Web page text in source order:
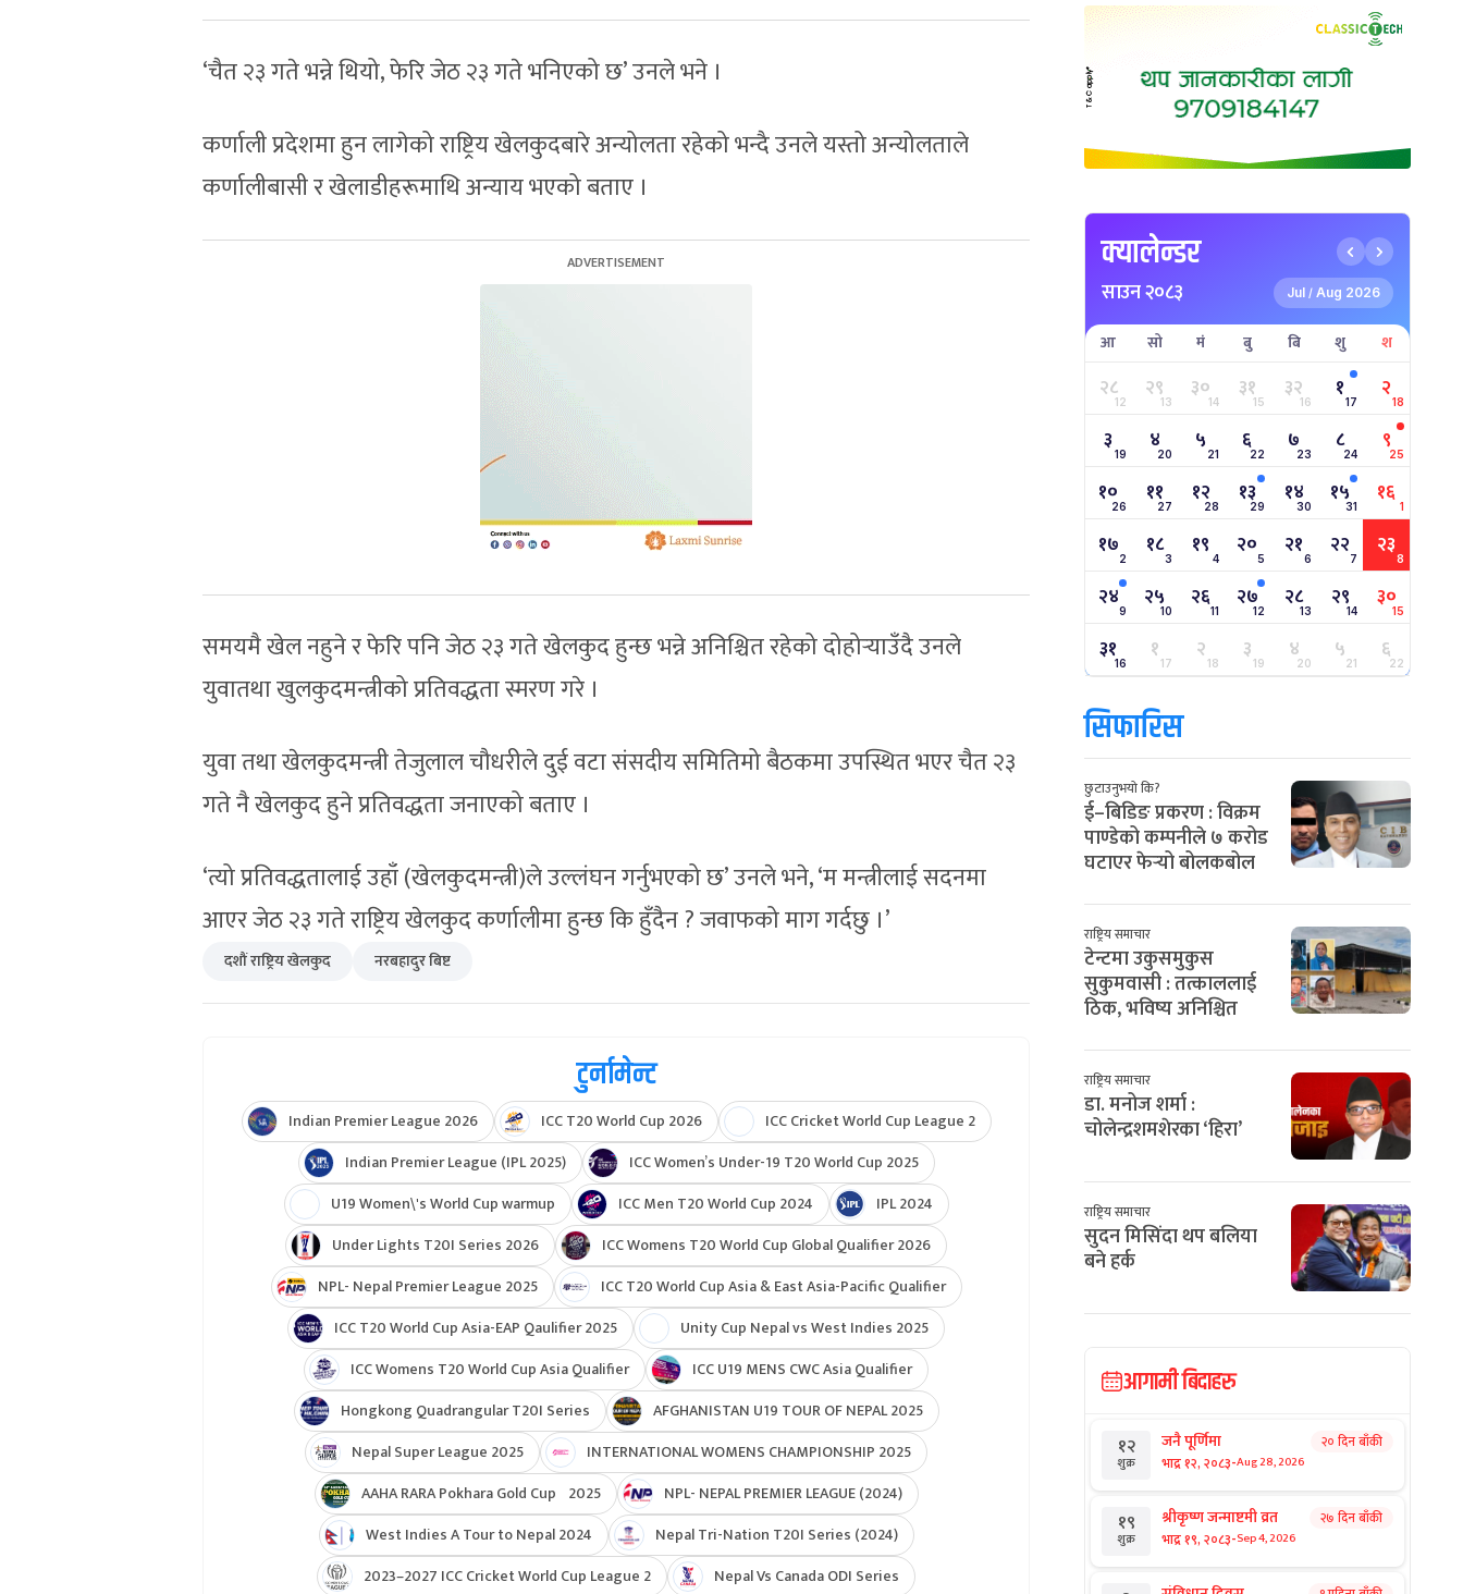
‘चैत २३ गते भन्ने थियो, फेरि जेठ २३ गते भनिएको छ’ उनले भने ।
कर्णाली प्रदेशमा हुन लागेको राष्ट्रिय खेलकुदबारे अन्योलता रहेको भन्दै उनले यस्तो अन्योलताले
कर्णालीबासी र खेलाडीहरूमाथि अन्याय भएको बताए ।
समयमै खेल नहुने र फेरि पनि जेठ २३ गते खेलकुद हुन्छ भन्ने अनिश्चित रहेको दोहोर्‍याउँदै उनले
युवातथा खुलकुदमन्त्रीको प्रतिवद्धता स्मरण गरे ।
युवा तथा खेलकुदमन्त्री तेजुलाल चौधरीले दुई वटा संसदीय समितिमो बैठकमा उपस्थित भएर चैत २३
गते नै खेलकुद हुने प्रतिवद्धता जनाएको बताए ।
‘त्यो प्रतिवद्धतालाई उहाँ (खेलकुदमन्त्री)ले उल्लंघन गर्नुभएको छ’ उनले भने, ‘म मन्त्रीलाई सदनमा
आएर जेठ २३ गते राष्ट्रिय खेलकुद कर्णालीमा हुन्छ कि हुँदैन ? जवाफको माग गर्दछु ।’
दशौं राष्ट्रिय खेलकुद नरबहादुर बिष्ट
टुर्नामेन्ट
Indian Premier League 2026 ICC T20 World Cup 2026
ICC Cricket World Cup League 2
Indian Premier League (IPL 2025)
ICC Women’s Under-19 T20 World Cup 2025
U19 Women\'s World Cup warmup
ICC Men T20 World Cup 2024
IPL 2024
Under Lights T20I Series 2026
ICC Womens T20 World Cup Global Qualifier 2026
NPL- Nepal Premier League 2025
ICC T20 World Cup Asia & East Asia-Pacific Qualifier
ICC T20 World Cup Asia-EAP Qaulifier 2025
Unity Cup Nepal vs West Indies 2025
ICC Womens T20 World Cup Asia Qualifier
ICC U19 MENS CWC Asia Qualifier
Hongkong Quadrangular T20I Series
AFGHANISTAN U19 TOUR OF NEPAL 2025
Nepal Super League 2025
INTERNATIONAL WOMENS CHAMPIONSHIP 2025
AAHA RARA Pokhara Gold Cup 2025
NPL- NEPAL PREMIER LEAGUE (2024)
West Indies A Tour to Nepal 2024
Nepal Tri-Nation T20I Series (2024)
2023–2027 ICC Cricket World Cup League 2
Nepal Vs Canada ODI Series
क्यालेन्डर
साउन २०८३ Jul / Aug 2026
आ सो मं बु बि शु श
२८12 २९13 ३०14 ३१15 ३२16 १17 २18
३ 19 ४20 ५ 21 ६22 ७23 ८24 ९25
१०26 ११27 १२28 १३29 १४30 १५31 १६ 1
१७2 १८3 १९ 4 २०5 २१6 २२7 २३8
२४9 २५10 २६11 २७12 २८13 २९14 ३०15
३१16 १17 २18 ३19 ४20 ५21 ६22
सिफारिस
छुटाउनुभयो कि?
ई–बिडिङ प्रकरण : विक्रम
पाण्डेको कम्पनीले ७ करोड
घटाएर फेर्‍यो बोलकबोल
राष्ट्रिय समाचार
टेन्टमा उकुसमुकुस
सुकुमवासी : तत्काललाई
ठिक, भविष्य अनिश्चित
राष्ट्रिय समाचार
डा. मनोज शर्मा :
चोलेन्द्रशमशेरका ‘हिरा’
राष्ट्रिय समाचार
सुदन मिसिंदा थप बलिया
बने हर्क
आगामी बिदाहरु
१२
शुक्र
जनै पूर्णिमा
भाद्र १२, २०८३-Aug 28, 2026
२० दिन बाँकी
१९
शुक्र
श्रीकृष्ण जन्माष्टमी व्रत
भाद्र १९, २०८३-Sep 4, 2026
२७ दिन बाँकी